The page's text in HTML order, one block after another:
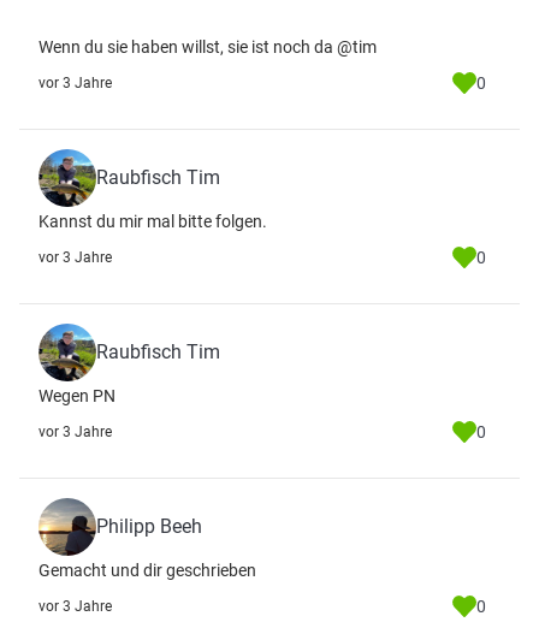
Wenn du sie haben willst, sie ist noch da @tim
vor 3 Jahre 0
Raubfisch Tim
Kannst du mir mal bitte folgen.
vor 3 Jahre 0
Raubfisch Tim
Wegen PN
vor 3 Jahre 0
Philipp Beeh
Gemacht und dir geschrieben
vor 3 Jahre 0